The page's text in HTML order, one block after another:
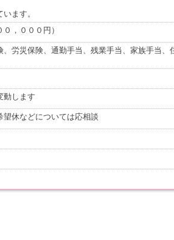
ます。
，０００円）
労災保険、通勤手当、残業手当、家族手当
動します
休などについては応相談